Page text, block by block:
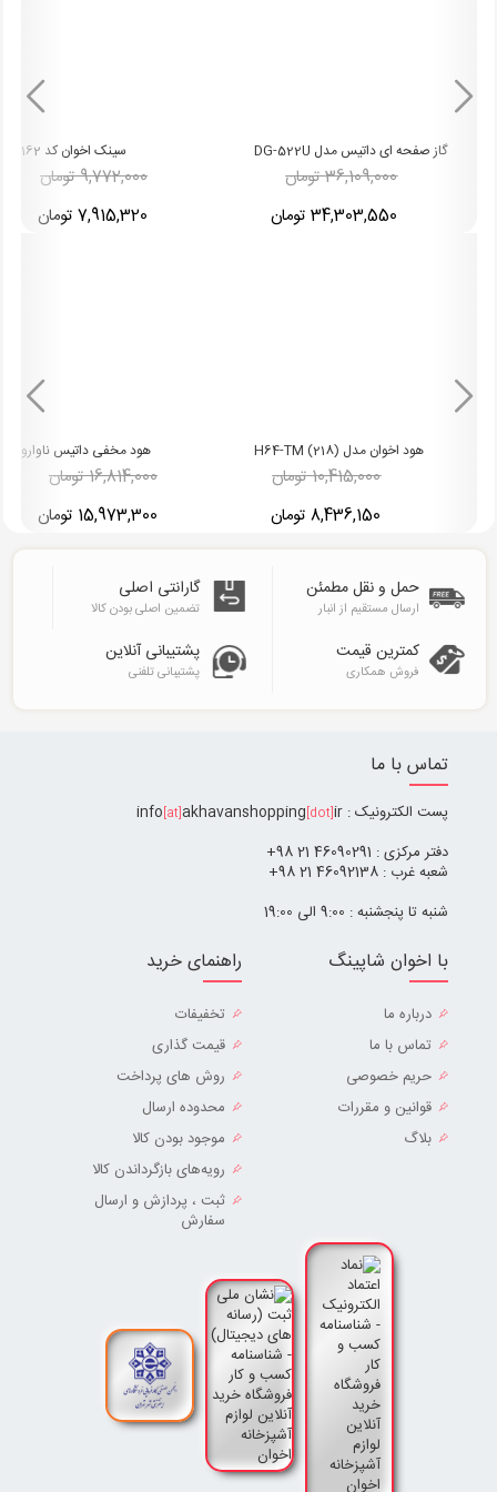
گاز صفحه ای داتیس مدل DG-522U
36,109,000 تومان
34,303,550 تومان
سینک اخوان کد 162
9,772,000 تومان
7,915,320 تومان
هود اخوان مدل H64-TM (218)
-19%
10,415,000 تومان
8,436,150 تومان
هود مخفی داتیس ناوارو
-5%
16,814,000 تومان
15,973,300 تومان
حمل و نقل مطمئن
ارسال مستقیم از انبار
گارانتی اصلی
تضمین اصلی بودن کالا
کمترین قیمت
فروش همکاری
پشتیبانی آنلاین
پشتیبانی تلفنی
تماس با ما
پست الکترونیک : info [at]akhavanshopping[dot]ir
دفتر مرکزی : 46090291 21 98+
شعبه غرب : 46092138 21 98+
شنبه تا پنجشنبه : 9:00 الی 19:00
راهنمای خرید
تخفیفات
قیمت گذاری
روش های پرداخت
محدوده ارسال
موجود بودن کالا
رویه‌های بازگرداندن کالا
ثبت ، پردازش و ارسال
سفارش
با اخوان شاپینگ
درباره ما
تماس با ما
حریم خصوصی
قوانین و مقررات
بلاگ